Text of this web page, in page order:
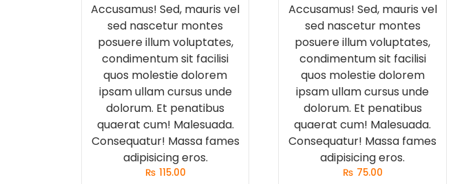
Accusamus! Sed, mauris vel
sed nascetur montes
posuere illum voluptates,
condimentum sit facilisi
quos molestie dolorem
ipsam ullam cursus unde
dolorum. Et penatibus
quaerat cum! Malesuada.
Consequatur! Massa fames
adipisicing eros.
₨ 115.00
Accusamus! Sed, mauris vel
sed nascetur montes
posuere illum voluptates,
condimentum sit facilisi
quos molestie dolorem
ipsam ullam cursus unde
dolorum. Et penatibus
quaerat cum! Malesuada.
Consequatur! Massa fames
adipisicing eros.
₨ 75.00